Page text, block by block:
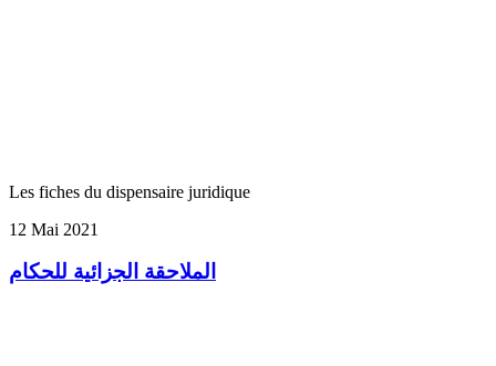
Les fiches du dispensaire juridique
12 Mai 2021
الملاحقة الجزائية للحكام